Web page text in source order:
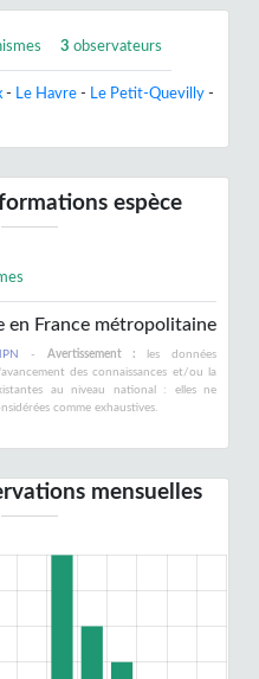
3 observateurs
- Le Havre - Le Petit-Quevilly -
espèce
en France métropolitaine
- Avertissement : les données
des connaissances et/ou la
au niveau national : elles ne
comme exhaustives.
mensuelles